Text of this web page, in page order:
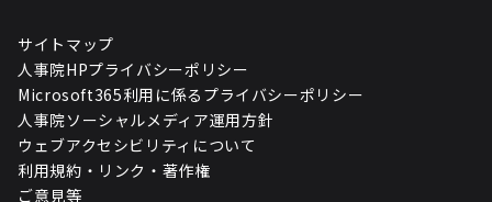
サイトマップ
人事院HPプライバシーポリシー
Microsoft365利用に係るプライバシーポリシー
人事院ソーシャルメディア運用方針
ウェブアクセシビリティについて
利用規約・リンク・著作権
ご意見等